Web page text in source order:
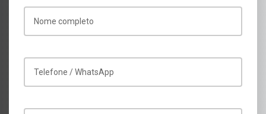
Nome completo
Telefone / WhatsApp